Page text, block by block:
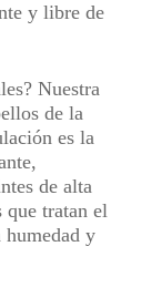
y libre de
Nuestra
de la
es la
de alta
que tratan el
humedad y